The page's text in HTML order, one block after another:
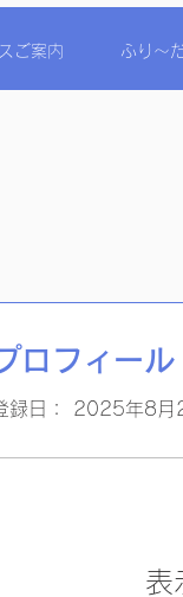
ご案内 ふり〜
ロフィール
録日： 2025年8月
表